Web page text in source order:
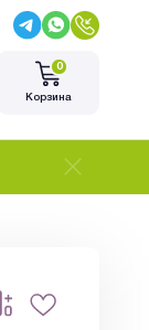
0
Корзина